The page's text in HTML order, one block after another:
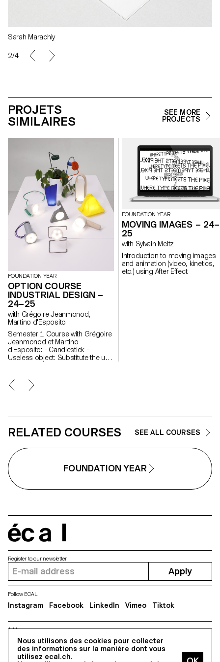
Sarah Marachly
2/4
PROJETS
SIMILAIRES
SEE MORE
PROJECTS
FOUNDATION YEAR
OPTION COURSE
INDUSTRIAL DESIGN –
24–25
with Grégoire Jeanmonod,
Martino d'Esposito
Semester 1 Course with Grégoire
Jeanmonod et Martino
d'Esposito: - Candlestick -
Useless object: Substitute the use
Semester 2 Course with Grégoire
Jeanmonod et Martino
FOUNDATION YEAR
MOVING IMAGES – 24–
25
with Sylvain Meltz
Introduction to moving images
and animation (video, kinetics,
RELATED COURSES SEE ALL COURSES
FOUNDATION YEAR
Nous utilisons des cookies pour collecter
des informations sur la manière dont vous
utilisez ecal.ch.
Address
5, avenue du Temple, CH-1020 Renens
Register to our newsletter
Apply
Follow ECAL
Instagram Facebook LinkedIn Vimeo Tiktok